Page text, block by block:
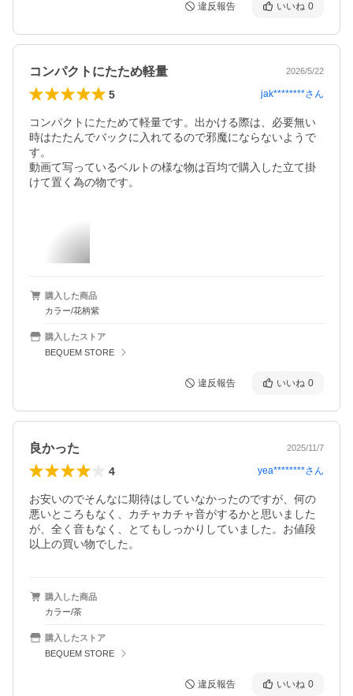
違反報告 いいね 0
コンパクトにたため軽量 2026/5/22
5 jak********さん
コンパクトにたためて軽量です。出かける際は、必要無い
時はたたんでバックに入れてるので邪魔にならないようで
す。
動画て写っているベルトの様な物は百均で購入した立て掛
けて置く為の物です。
購入した商品
カラー/花柄紫
購入したストア
BEQUEM STORE
違反報告 いいね 0
良かった 2025/11/7
4 yea********さん
お安いのでそんなに期待はしていなかったのですが、何の
悪いところもなく、カチャカチャ音がするかと思いました
が、全く音もなく、とてもしっかりしていました。お値段
以上の買い物でした。
購入した商品
カラー/茶
購入したストア
BEQUEM STORE
違反報告 いいね 0